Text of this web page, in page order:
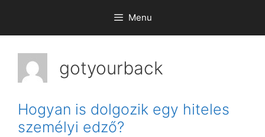
content
Menu
gotyourback
Hogyan is dolgozik egy hiteles
személyi edző?